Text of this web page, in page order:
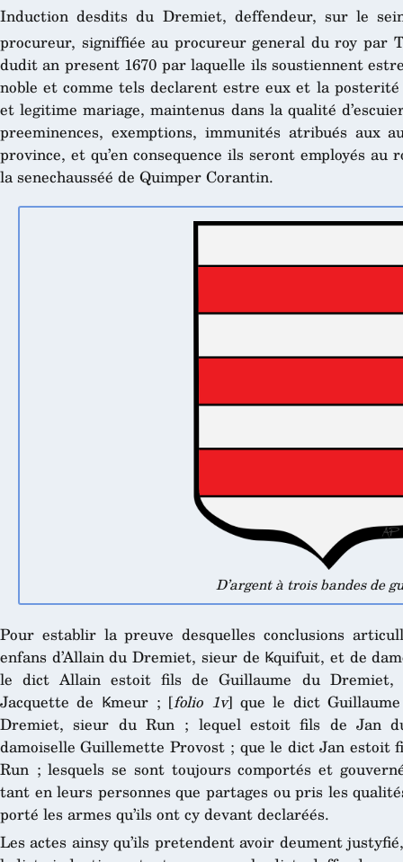
Induction desdits du Dremiet, deffendeur, sur le
procureur, signiffiée au procureur general du roy par
dudit an present 1670 par laquelle ils soustiennent
noble et comme tels declarent estre eux et la
et legitime mariage, maintenus dans la qualité
preeminences, exemptions, immunités atribués aux
province, et qu’en consequence ils seront employés
la senechausséé de Quimper Corantin.
D’argent à trois bandes de
Pour establir la preuve desquelles conclusions
enfans d’Allain du Dremiet, sieur de Ꝃquifuit, et de
le dict Allain estoit fils de Guillaume du Dremiet,
Jacquette de Ꝃmeur ; [folio 1v] que le dict
Dremiet, sieur du Run ; lequel estoit fils de Jan
damoiselle Guillemette Provost ; que le dict Jan estoit
Run ; lesquels se sont toujours comportés et
tant en leurs personnes que partages ou pris les
porté les armes qu’ils ont cy devant declaréés.
Les actes ainsy qu’ils pretendent avoir deument